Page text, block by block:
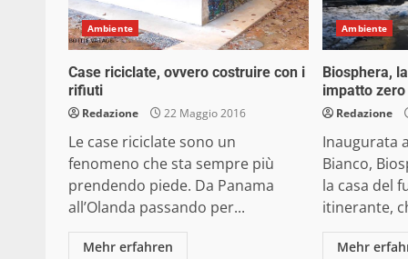
Ambiente
Case riciclate, ovvero costruire con i
rifiuti
Redazione 22 Maggio 2016
Le case riciclate sono un
fenomeno che sta sempre più
prendendo piede. Da Panama
all’Olanda passando per...
Mehr erfahren
Ambiente
Biosphera,
impatto zero
Redazione
Inaugurata
Bianco,
la casa del
itinerante,
Mehr